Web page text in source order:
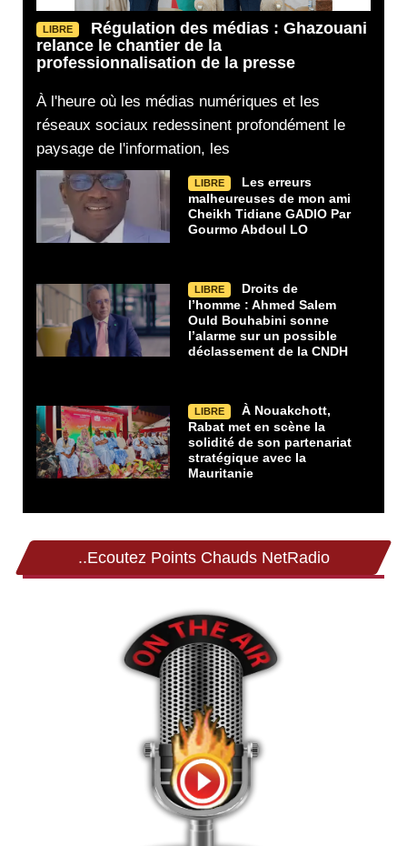
LIBRE
Régulation des médias : Ghazouani
relance le chantier de la
professionnalisation de la presse
À l'heure où les médias numériques et les
réseaux sociaux redessinent profondément le
paysage de l'information, les
LIBRE
Les erreurs
malheureuses de mon ami
Cheikh Tidiane GADIO Par
Gourmo Abdoul LO
LIBRE
Droits de
l’homme : Ahmed Salem
Ould Bouhabini sonne
l’alarme sur un possible
déclassement de la CNDH
LIBRE
À Nouakchott,
Rabat met en scène la
solidité de son partenariat
stratégique avec la
Mauritanie
..Ecoutez Points Chauds NetRadio